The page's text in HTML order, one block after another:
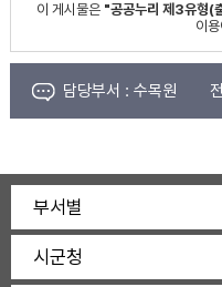
이 게시물은 "공공누리 제3유형(
이
담당부서 : 수목원
부서별
시군청